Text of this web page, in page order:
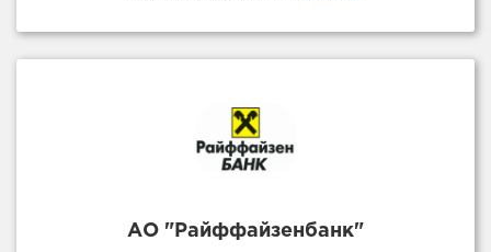
АО "Райффайзенбанк"